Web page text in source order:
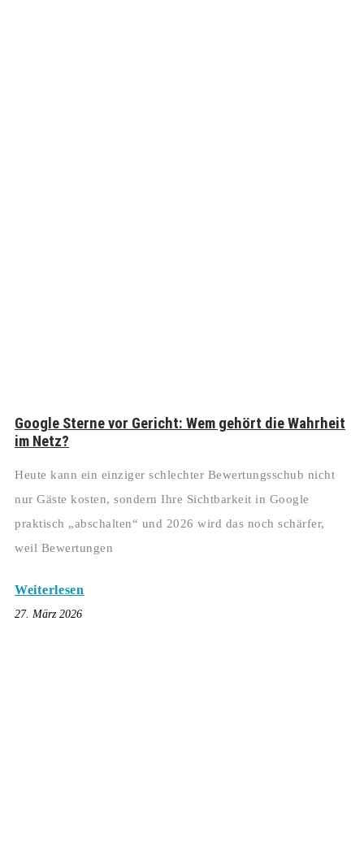
Google Sterne vor Gericht: Wem gehört die Wahrheit
im Netz?
Heute kann ein einziger schlechter Bewertungsschub nicht
nur Gäste kosten, sondern Ihre Sichtbarkeit in Google
praktisch „abschalten“ und 2026 wird das noch schärfer,
weil Bewertungen
Weiterlesen
27. März 2026